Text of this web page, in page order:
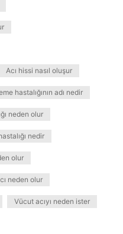
Acı hissi nasıl oluşur
hastalığının adı nedir
neden olur
nedir
olur
neden olur
Vücut acıyı neden ister